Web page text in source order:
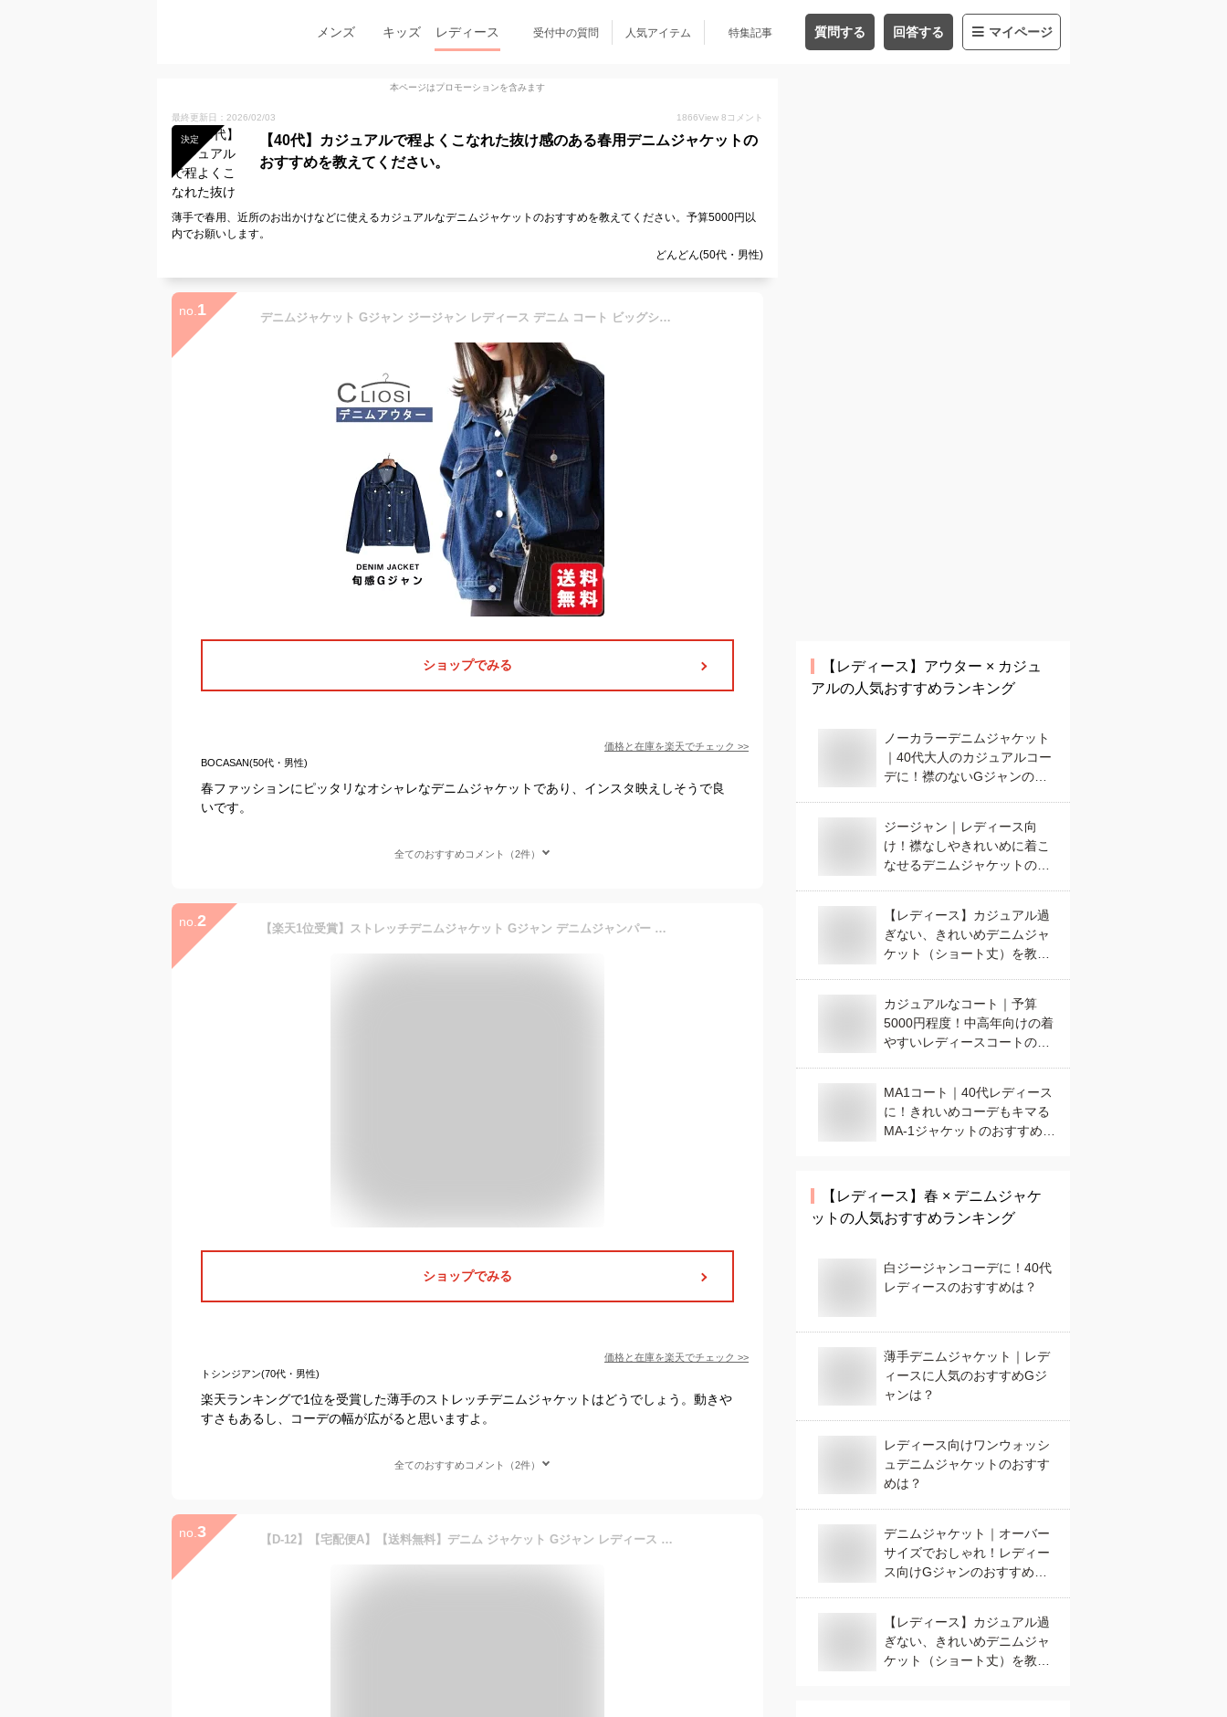
メンズ キッズ レディース 受付中の質問 人気アイテム 特集記事 質問する 回答する マイページ
本ページはプロモーションを含みます
最終更新日：2026/02/03 1866View 8 コメント
決定
【40代】カジュアルで程よくこなれた抜け感のある春用デニムジャケットの
おすすめを教えてください。
薄手で春用、近所のお出かけなどに使えるカジュアルなデニムジャケットのおすすめを教えてください。予算5000円以
内でお願いします。
どんどん(50代・男性)
no. 1 デニムジャケット Gジャン ジージャン レディース デニム コート ビッグシルエット 大きいサイズ 羽織り ゆったり 春新作 送料無料
ショップでみる
価格と在庫を楽天でチェック >>
BOCASAN(50代・男性)
春ファッションにピッタリなオシャレなデニムジャケットであり、インスタ映えしそうで良
いです。
全てのおすすめコメント（2件）
no. 2 【楽天1位受賞】ストレッチデニムジャケット Gジャン デニムジャンパー ジージャン デニムブルゾン デムジャケット レディース Gジャン 長袖 ネイビー ブルー 細身シルエット ヴィンテージ 大人可愛い スリムストレッチなコンパクトGジャン
ショップでみる
価格と在庫を楽天でチェック >>
トシンジアン(70代・男性)
楽天ランキングで1位を受賞した薄手のストレッチデニムジャケットはどうでしょう。動きや
すさもあるし、コーデの幅が広がると思いますよ。
全てのおすすめコメント（2件）
no. 3 【D-12】【宅配便A】【送料無料】デニム ジャケット Gジャン レディース 長袖 薄手 ベーシック オーバーサイズ 春 夏 秋【メール便NG】
【レディース】 アウター × カジュ
アルの人気おすすめランキング
ノーカラーデニムジャケット
｜40代大人のカジュアルコー
デに！襟のないGジャンのお
ジージャン｜レディース向
け！襟なしやきれいめに着こ
なせるデニムジャケットのお
【レディース】カジュアル過
ぎない、きれいめデニムジャ
ケット（ショート丈）を教え
カジュアルなコート｜予算
5000円程度！中高年向けの着
やすいレディースコートのお
MA1コート｜40代レディース
に！きれいめコーデもキマる
MA-1ジャケットのおすすめ
【レディース】 春 × デニムジャケ
ット の人気おすすめランキング
白ジージャンコーデに！40代
レディースのおすすめは？
薄手デニムジャケット｜レデ
ィースに人気のおすすめGジ
ャンは？
レディース向けワンウォッシ
ュデニムジャケットのおすす
めは？
デニムジャケット｜オーバー
サイズでおしゃれ！レディー
ス向けGジャンのおすすめ
【レディース】カジュアル過
ぎない、きれいめデニムジャ
ケット（ショート丈）を教え